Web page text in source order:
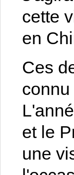
cette
en
Ces
et le
une